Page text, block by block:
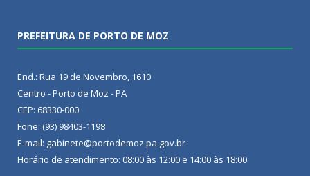
PREFEITURA DE PORTO DE MOZ
End.: Rua 19 de Novembro, 1610
Centro - Porto de Moz - PA
CEP: 68330-000
Fone: (93) 98403-1198
E-mail: gabinete@portodemoz.pa.gov.br
Horário de atendimento: 08:00 às 12:00 e 14:00 às 18:00